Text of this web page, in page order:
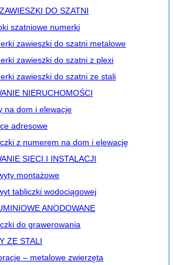
DO SZATNI
szatniowe numerki
zawieszki do szatni metalowe
zawieszki do szatni z plexi
zawieszki do szatni ze stali
NIERUCHOMOŚCI
na dom i elewacje
adresowe
z numerem na dom i elewację
SIECI I INSTALACJI
montażowe
tabliczki wodociągowej
ANODOWANE
do grawerowania
ZE STALI
– metalowe zwierzęta